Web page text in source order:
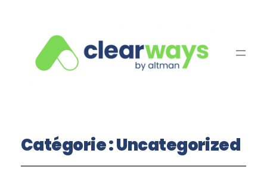
Catégorie :Uncategorized